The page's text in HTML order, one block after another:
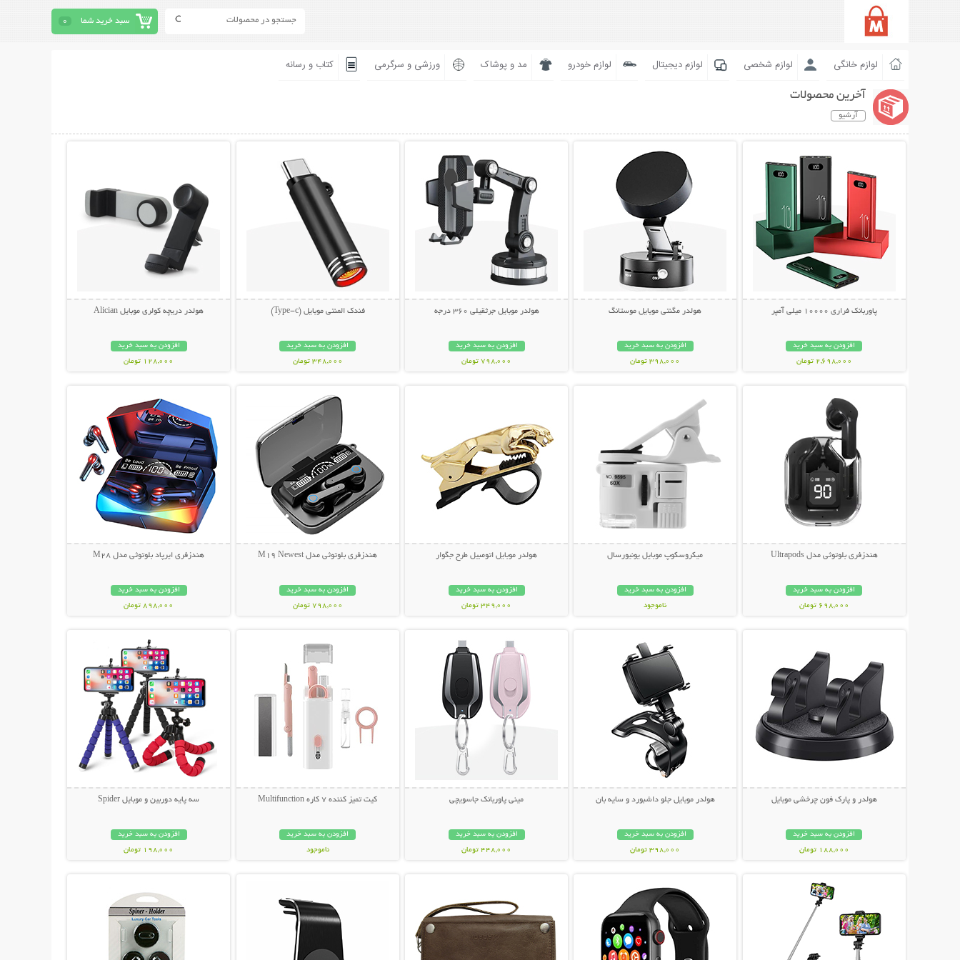
سبد خرید شما 0
لوازم خانگی لوازم شخصی لوازم دیجیتال لوازم خودرو مد و پوشاک ورزشی و سرگرمی کتاب و رسانه
آخرین محصولات
آرشیو
پاوربانک فراری 10000 میلی آمپر
افزودن به سبد خرید
2,698,000 تومان
هولدر مگنتی موبایل موستانگ
افزودن به سبد خرید
398,000 تومان
هولدر موبایل جرثقیلی 360 درجه
افزودن به سبد خرید
798,000 تومان
فندک المنتی موبایل (Type-c)
افزودن به سبد خرید
348,000 تومان
هولدر دریچه کولری موبایل Alician
افزودن به سبد خرید
128,000 تومان
هندزفری بلوتوثی مدل Ultrapods
افزودن به سبد خرید
698,000 تومان
میکروسکوپ موبایل یونیورسال
افزودن به سبد خرید
ناموجود
هولدر موبایل اتومبیل طرح جگوار
افزودن به سبد خرید
349,000 تومان
هندزفری بلوتوثی مدل M19 Newest
افزودن به سبد خرید
798,000 تومان
هندزفری ایرپاد بلوتوثی مدل M28
افزودن به سبد خرید
898,000 تومان
هولدر و پارک فون چرخشی موبایل
افزودن به سبد خرید
188,000 تومان
هولدر موبایل جلو داشبورد و سایه بان
افزودن به سبد خرید
398,000 تومان
مینی پاوربانک جاسویچی
افزودن به سبد خرید
448,000 تومان
کیت تمیز کننده 7 کاره Multifunction
افزودن به سبد خرید
ناموجود
سه پایه دوربین و موبایل Spider
افزودن به سبد خرید
198,000 تومان